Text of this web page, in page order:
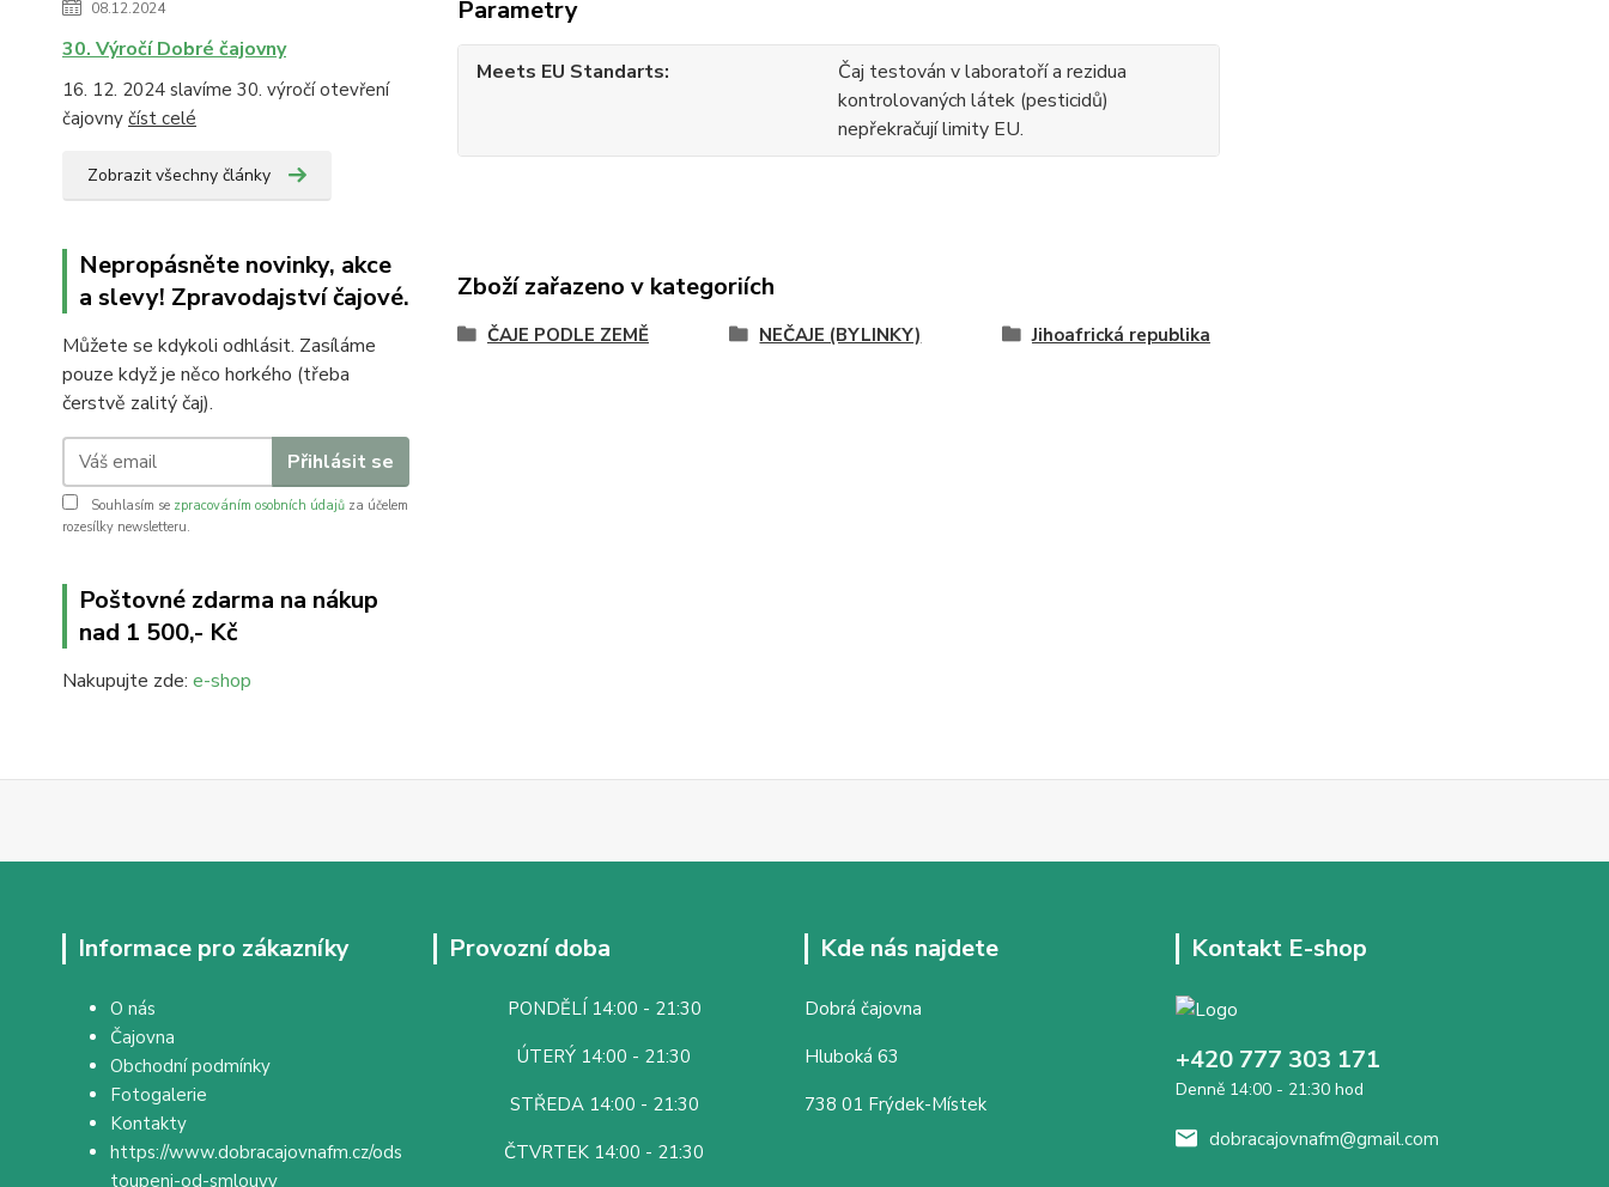
08.12.2024
30. Výročí Dobré čajovny
16. 12. 2024 slavíme 30. výročí otevření
čajovny číst celé
Zobrazit všechny články
Nepropásněte novinky, akce
a slevy! Zpravodajství čajové.
Můžete se kdykoli odhlásit. Zasíláme
pouze když je něco horkého (třeba
čerstvě zalitý čaj).
Přihlásit se
Souhlasím se zpracováním osobních údajů za účelem
rozesílky newsletteru.
Poštovné zdarma na nákup
nad 1 500,- Kč
Nakupujte zde: e-shop
Parametry
Meets EU Standarts
Čaj testován v laboratoří a rezidua
kontrolovaných látek (pesticidů)
nepřekračují limity EU.
Zboží zařazeno v kategoriích
ČAJE PODLE ZEMĚ NEČAJE (BYLINKY) Jihoafrická republika
Informace pro zákazníky
O nás
Čajovna
Obchodní podmínky
Fotogalerie
Kontakty
https://www.dobracajovnafm.cz/ods
toupeni-od-smlouvy
Provozní doba
PONDĚLÍ 14:00 - 21:30
ÚTERÝ 14:00 - 21:30
STŘEDA 14:00 - 21:30
ČTVRTEK 14:00 - 21:30
Kde nás najdete
Dobrá čajovna
Hluboká 63
738 01 Frýdek-Místek
Kontakt E-shop
+420 777 303 171
Denně 14:00 - 21:30 hod
dobracajovnafm@gmail.com